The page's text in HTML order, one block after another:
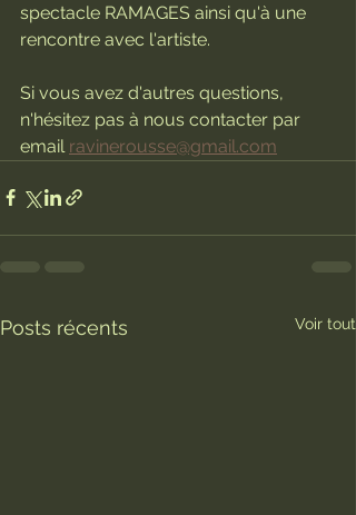
spectacle RAMAGES ainsi qu'à une
rencontre avec l'artiste.
Si vous avez d'autres questions,
n'hésitez pas à nous contacter par
email ravinerousse@gmail.com
Posts récents Voir tout